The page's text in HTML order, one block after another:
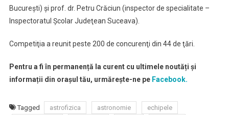
Bucureşti) şi prof. dr. Petru Crăciun (inspector de specialitate –
Inspectoratul Şcolar Judeţean Suceava).
Competiţia a reunit peste 200 de concurenţi din 44 de ţări.
Pentru a fi în permanență la curent cu ultimele noutăți și
informații din orașul tău, urmărește-ne peFacebook.
Tagged astrofizica astronomie
echipele